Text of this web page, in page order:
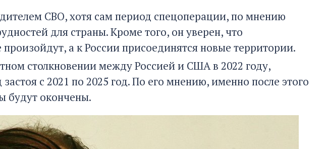
СВО, хотя сам период спецоперации, по мнению
для страны. Кроме того, он уверен, что
а к России присоединятся новые территории.
столкновении между Россией и США в 2022 году,
с 2021 по 2025 год. По его мнению, именно после этого
будут окончены.